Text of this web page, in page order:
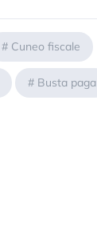
# Cuneo fiscale
# Busta paga